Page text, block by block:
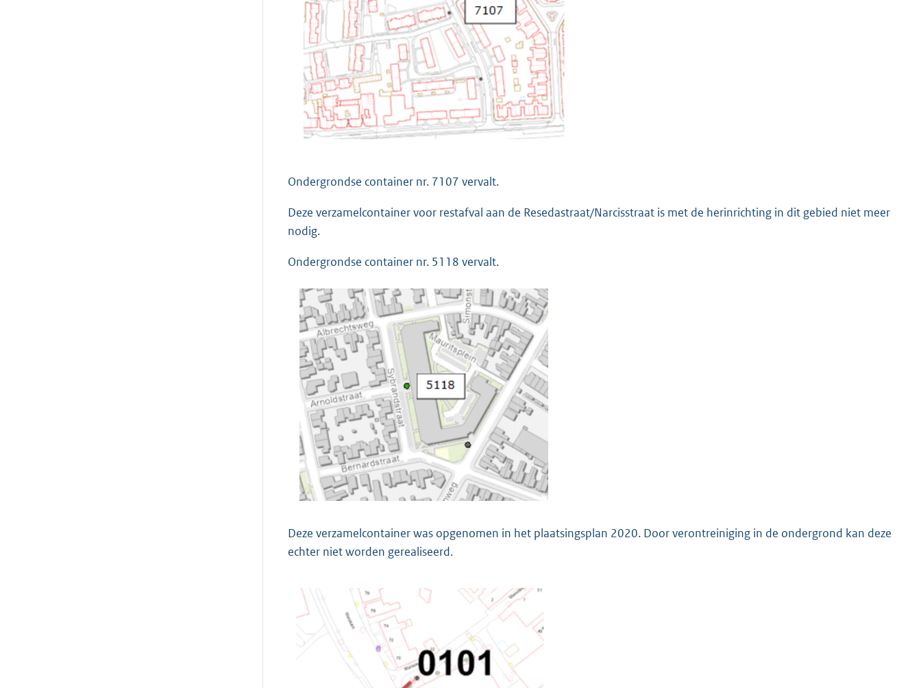
Ondergrondse container nr. 7107 vervalt.
Deze verzamelcontainer voor restafval aan de Resedastraat/Narcisstraat is met de herinrichting in dit gebied niet meer
nodig.
Ondergrondse container nr. 5118 vervalt.
Deze verzamelcontainer was opgenomen in het plaatsingsplan 2020. Door verontreiniging in de ondergrond kan deze
echter niet worden gerealiseerd.